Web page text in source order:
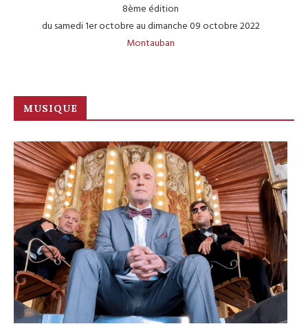
8ème édition
du samedi 1er octobre au dimanche 09 octobre 2022
Montauban
MUSIQUE